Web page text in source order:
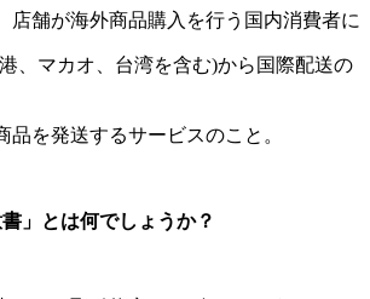
店舗が海外商品購入を行う国内消費者に
、マカオ、台湾を含む)から国際配送の
を発送するサービスのこと。
」とは何でしょうか？